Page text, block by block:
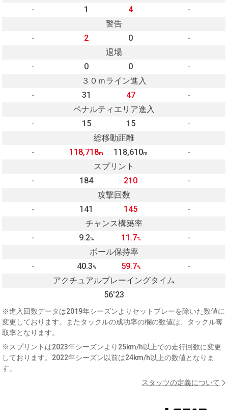
-
1 4
-
警告
-
2 0
-
退場
-
0 0
-
３０ｍライン進入
-
31 47
-
ペナルティエリア進入
-
15 15
-
総移動距離
-
118,718m 118,610m
-
スプリント
-
184 210
-
攻撃回数
-
141 145
-
チャンス構築率
-
9.2% 11.7%
-
ボール保持率
-
40.3% 59.7%
-
アクチュアルプレーイングタイム
56'23
※進入回数データは2019年シーズンよりセットプレーを除いた数値に
変更しております。またタックルの成功率の欄の数値は、タックル奪
取率となります。
※スプリントは2023年シーズンより25km/h以上での走行回数に変更
しております。2022年シーズン以前は24km/h以上の数値となりま
す。
スタッツの定義について